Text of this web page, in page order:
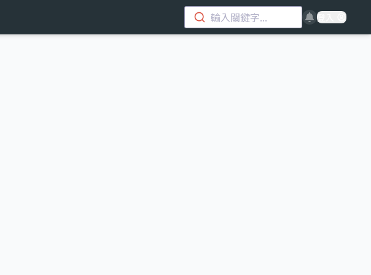
輸入關鍵字... 登入